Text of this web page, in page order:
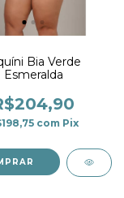
Bia Verde
Esmeralda
com Pix